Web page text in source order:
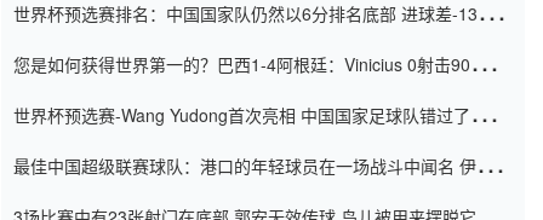
世界杯预选赛排名：中国国家队仍然以6分排名底部 进球差-13令人
您是如何获得世界第一的？巴西1-4阿根廷：Vinicius 0射击90分钟
世界杯预选赛-Wang Yudong首次亮相 中国国家足球队错过了世界
最佳中国超级联赛球队：港口的年轻球员在一场战斗中闻名 伊万放